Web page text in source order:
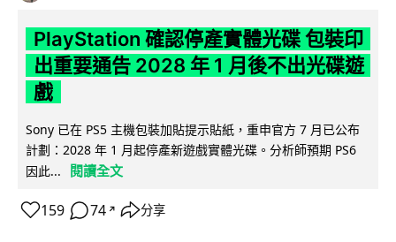
PlayStation 確認停產實體光碟 包裝印
出重要通告 2028 年 1 月後不出光碟遊
戲
Sony 已在 PS5 主機包裝加貼提示貼紙，重申官方 7 月已公布
計劃：2028 年 1 月起停產新遊戲實體光碟。分析師預期 PS6
因此...
閱讀全文
159 74 ↗ 分享